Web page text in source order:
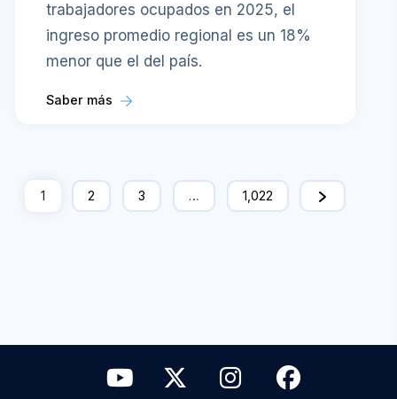
trabajadores ocupados en 2025, el
ingreso promedio regional es un 18%
menor que el del país.
Saber más
1 2 3 … 1,022